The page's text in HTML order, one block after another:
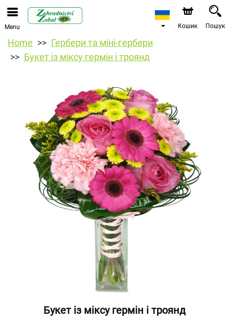
Menu Кошик Пошук
Home
Гербери та міні-гербери
Букет із міксу гермін і троянд
Букет із міксу гермін і троянд